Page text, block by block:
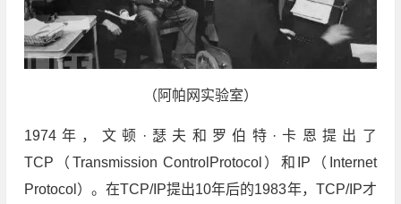
（阿帕网实验室）
1974年，文顿·瑟夫和罗伯特·卡恩提出了
TCP（Transmission ControlProtocol）和IP（Internet
Protocol）。在TCP/IP提出10年后的1983年，TCP/IP才